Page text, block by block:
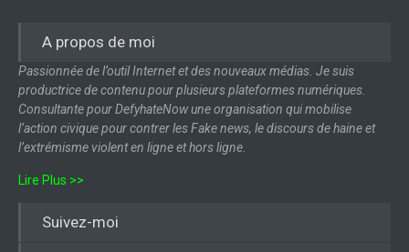
A propos de moi
Passionnée de l’outil Internet et des nouveaux médias. Je suis
productrice de contenu pour plusieurs plateformes numériques.
Consultante pour DefyhateNow une organisation qui mobilise
l’action civique pour contrer les Fake news, le discours de haine et
l’extrémisme violent en ligne et hors ligne.
Lire Plus >>
Suivez-moi